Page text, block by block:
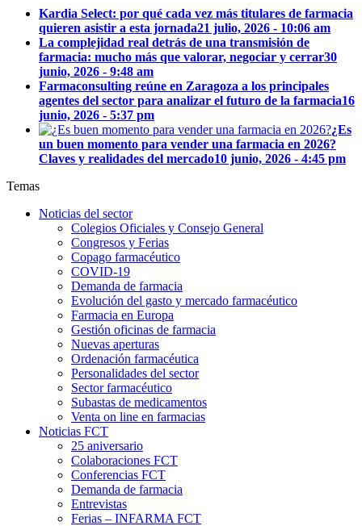
Kardia Select: por qué cada vez más titulares de farmacia
quieren asistir a esta jornada21 julio, 2026 - 10:06 am
La complejidad real detrás de una transmisión de
farmacia: mucho más que valorar, negociar y cerrar30
junio, 2026 - 9:48 am
Farmaconsulting reúne en Zaragoza a los principales
agentes del sector para analizar el futuro de la farmacia16
junio, 2026 - 5:37 pm
¿Es
un buen momento para vender una farmacia en 2026?
Claves y realidades del mercado10 junio, 2026 - 4:45 pm
Temas
Noticias del sector
Colegios Oficiales y Consejo General
Congresos y Ferias
Copago farmacéutico
COVID-19
Demanda de farmacia
Evolución del gasto y mercado farmacéutico
Farmacia en Europa
Gestión oficinas de farmacia
Nuevas aperturas
Ordenación farmacéutica
Personalidades del sector
Sector farmacéutico
Subastas de medicamentos
Venta on line en farmacias
Noticias FCT
25 aniversario
Colaboraciones FCT
Conferencias FCT
Demanda de farmacia
Entrevistas
Ferias – INFARMA FCT